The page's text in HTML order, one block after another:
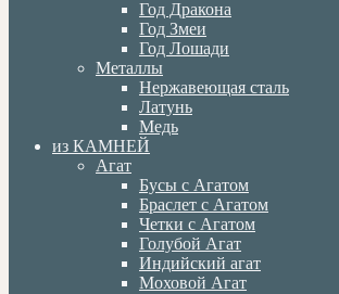
Год Дракона
Год Змеи
Год Лошади
Металлы
Нержавеющая сталь
Латунь
Медь
из КАМНЕЙ
Агат
Бусы с Агатом
Браслет с Агатом
Четки с Агатом
Голубой Агат
Индийский агат
Моховой Агат